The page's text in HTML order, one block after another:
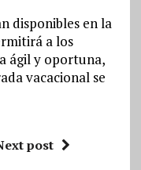
disponibles en la
a los
ágil y oportuna,
vacacional se
post